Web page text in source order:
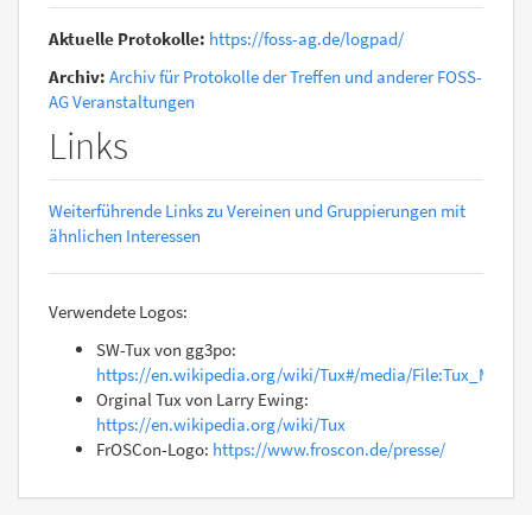
Aktuelle Protokolle: https://foss-ag.de/logpad/
Archiv: Archiv für Protokolle der Treffen und anderer FOSS-
AG Veranstaltungen
Links
Weiterführende Links zu Vereinen und Gruppierungen mit
ähnlichen Interessen
Verwendete Logos:
SW-Tux von gg3po:
https://en.wikipedia.org/wiki/Tux#/media/
Orginal Tux von Larry Ewing:
https://en.wikipedia.org/wiki/Tux
FrOSCon-Logo: https://www.froscon.de/presse/